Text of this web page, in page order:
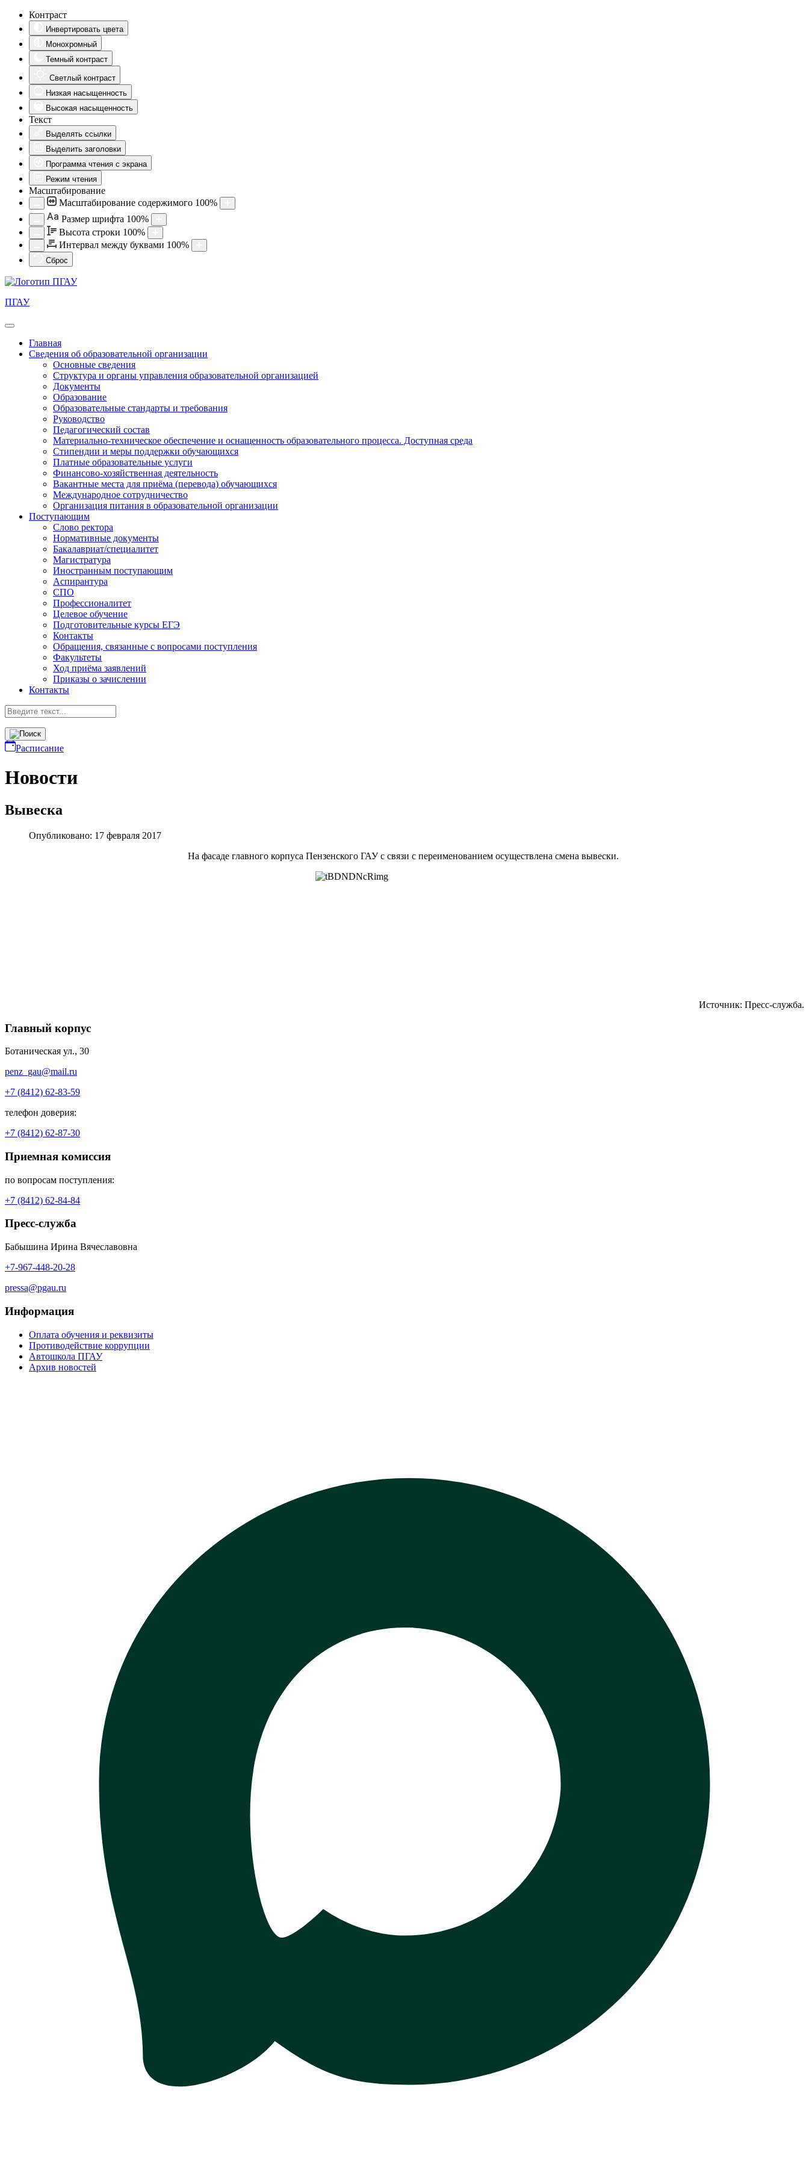
Контраст
Инвертировать цвета
Монохромный
Темный контраст
Светлый контраст
Низкая насыщенность
Высокая насыщенность
Текст
Выделять ссылки
Выделить заголовки
Программа чтения с экрана
Режим чтения
Масштабирование
Масштабирование содержимого 100%
Aa Размер шрифта 100%
Высота строки 100%
Интервал между буквами 100%
Сброс
ПГАУ
Главная
Сведения об образовательной организации
Основные сведения
Структура и органы управления образовательной организацией
Документы
Образование
Образовательные стандарты и требования
Руководство
Педагогический состав
Материально-техническое обеспечение и оснащенность образовательного процесса. Доступная среда
Стипендии и меры поддержки обучающихся
Платные образовательные услуги
Финансово-хозяйственная деятельность
Вакантные места для приёма (перевода) обучающихся
Международное сотрудничество
Организация питания в образовательной организации
Поступающим
Слово ректора
Нормативные документы
Бакалавриат/специалитет
Магистратура
Иностранным поступающим
Аспирантура
СПО
Профессионалитет
Целевое обучение
Подготовительные курсы ЕГЭ
Контакты
Обращения, связанные с вопросами поступления
Факультеты
Ход приёма заявлений
Приказы о зачислении
Контакты
Расписание
Новости
Вывеска
Опубликовано: 17 февраля 2017
На фасаде главного корпуса Пензенского ГАУ с связи с переименованием осуществлена смена вывески.
Источник: Пресс-служба.
Главный корпус
Ботаническая ул., 30
penz_gau@mail.ru
+7 (8412) 62-83-59
телефон доверия:
+7 (8412) 62-87-30
Приемная комиссия
по вопросам поступления:
+7 (8412) 62-84-84
Пресс-служба
Бабышина Ирина Вячеславовна
+7-967-448-20-28
pressa@pgau.ru
Информация
Оплата обучения и реквизиты
Противодействие коррупции
Автошкола ПГАУ
Архив новостей